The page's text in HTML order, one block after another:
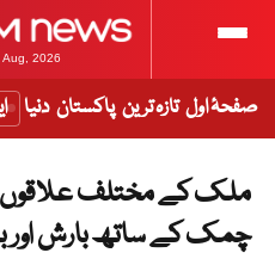
Aug, 2026
صفحۂ اول تازہ ترین پاکستان دنیا
ملک کے مختلف علاقوں
چمک کے ساتھ بارش اور